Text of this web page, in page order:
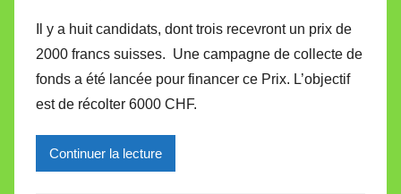
r
M
i
r
Il y a huit candidats, dont trois recevront un prix de
2000 francs suisses. Une campagne de collecte de
fonds a été lancée pour financer ce Prix. L’objectif
est de récolter 6000 CHF.
Continuer la lecture